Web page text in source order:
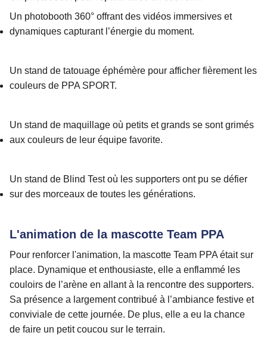
Un photobooth 360° offrant des vidéos immersives et
dynamiques capturant l’énergie du moment.
Un stand de tatouage éphémère pour afficher fièrement les
couleurs de PPA SPORT.
Un stand de maquillage où petits et grands se sont grimés
aux couleurs de leur équipe favorite.
Un stand de Blind Test où les supporters ont pu se défier
sur des morceaux de toutes les générations.
L'animation de la mascotte Team PPA
Pour renforcer l'animation, la mascotte Team PPA était sur
place. Dynamique et enthousiaste, elle a enflammé les
couloirs de l’arène en allant à la rencontre des supporters.
Sa présence a largement contribué à l’ambiance festive et
conviviale de cette journée. De plus, elle a eu la chance
de faire un petit coucou sur le terrain.